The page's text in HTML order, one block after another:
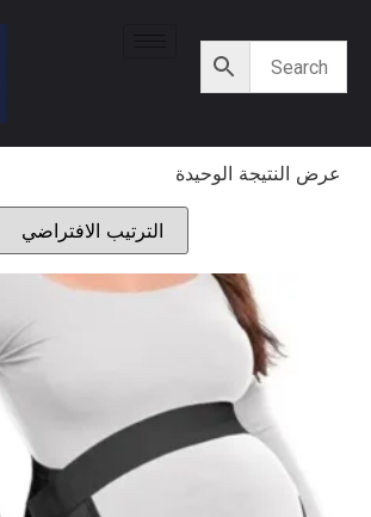
عرض النتيجة الوحيدة